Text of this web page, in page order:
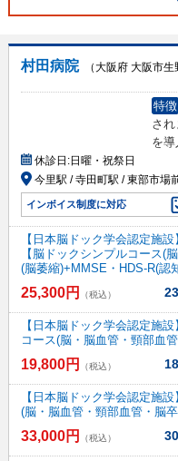
村田病院
（大阪府 大阪市生
特徴
さ
を
休診日:日曜・祝祭日
今里駅 / 寺田町駅 / 東部市場
インボイス制度に対応
【日本脳ドック学会認定施
【脳ドックシンプルコース(
(脳萎縮)+MMSE・HDS-R(認
25,300円 （税込）
【日本脳ドック学会認定施
コース(脳・脳血管・頸部血
19,800円 （税込）
【日本脳ドック学会認定施
(脳・脳血管・頸部血管・脳
33,000円 （税込）